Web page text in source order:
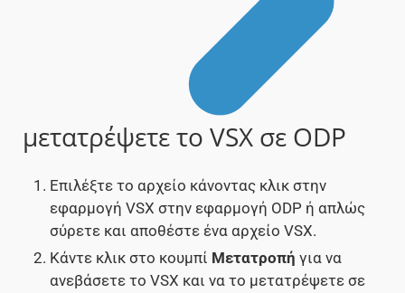
μετατρέψετε το VSX σε ODP
Επιλέξτε το αρχείο κάνοντας κλικ στην
εφαρμογή VSX στην εφαρμογή ODP ή απλώς
σύρετε και αποθέστε ένα αρχείο VSX.
Κάντε κλικ στο κουμπί Μετατροπή για να
ανεβάσετε το VSX και να το μετατρέψετε σε